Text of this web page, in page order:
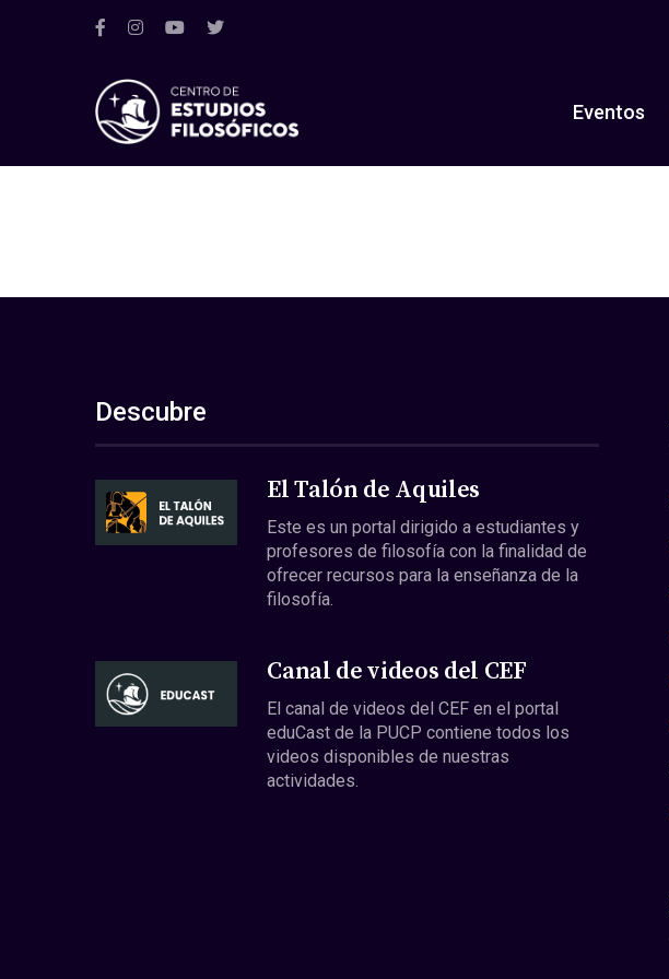
Eventos
Descubre
El Talón de Aquiles
Este es un portal dirigido a estudiantes y
profesores de filosofía con la finalidad de
ofrecer recursos para la enseñanza de la
filosofía.
Canal de videos del CEF
El canal de videos del CEF en el portal
eduCast de la PUCP contiene todos los
videos disponibles de nuestras
actividades.